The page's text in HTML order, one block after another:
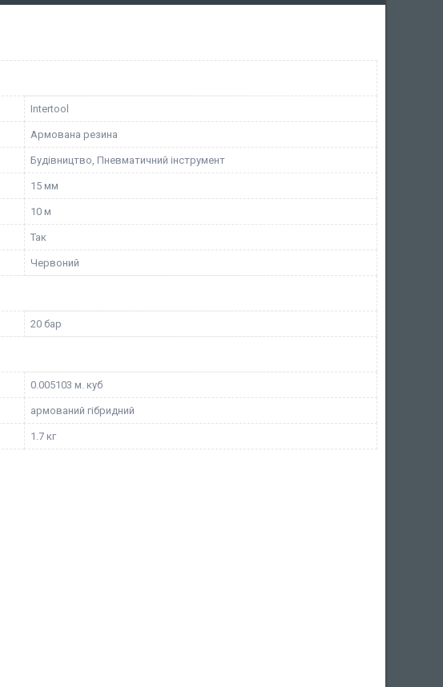
Intertool
Армована резина
Будівництво, Пневматичний інструмент
15 мм
10 м
Так
Червоний
20 бар
0.005103 м. куб
армований гібридний
1.7 кг